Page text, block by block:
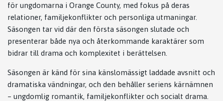
för ungdomarna i Orange County, med fokus på deras
relationer, familjekonflikter och personliga utmaningar.
Säsongen tar vid där den första säsongen slutade och
presenterar både nya och återkommande karaktärer som
bidrar till drama och komplexitet i berättelsen.
Säsongen är känd för sina känslomässigt laddade avsnitt och
dramatiska vändningar, och den behåller seriens kärnämnen
– ungdomlig romantik, familjekonflikter och socialt drama.